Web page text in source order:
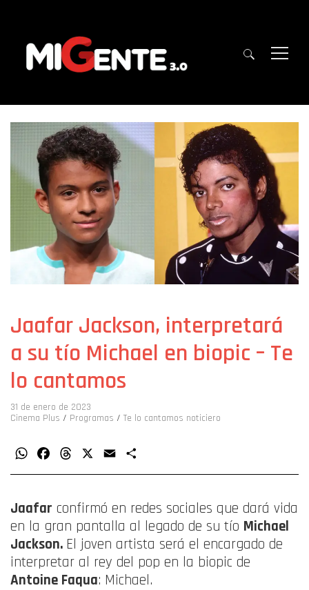
Jaafar Jackson, interpretará
a su tío Michael en biopic – Te
lo cantamos
31 de enero de 2023
Cinema Plus / Programas / Te lo cantamos noticiero
WhatsAppFacebookThreads Email
Jaafar confirmó en redes sociales que dará vida
en la gran pantalla al legado de su tío Michael
Jackson. El joven artista será el encargado de
interpretar al rey del pop en la biopic de
Antoine Faqua: Michael.